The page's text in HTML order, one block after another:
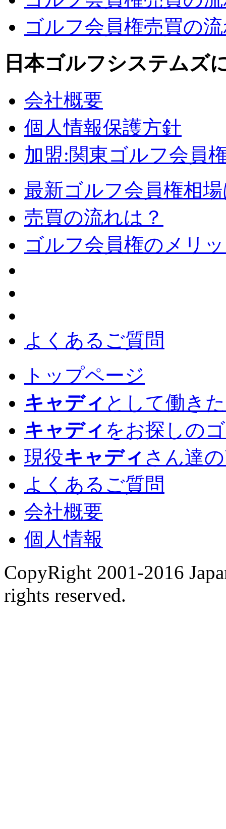
ゴルフ会員権売買の
日本ゴルフシステムズ
会社概要
個人情報保護方針
加盟:関東ゴルフ会員
最新ゴルフ会員権相
売買の流れは？
ゴルフ会員権のメリ
よくあるご質問
トップページ
キャディ として働き
キャディ をお探しの
現役キャディ さん達
よくあるご質問
会社概要
個人情報
CopyRight 2001-2016
rights reserved.